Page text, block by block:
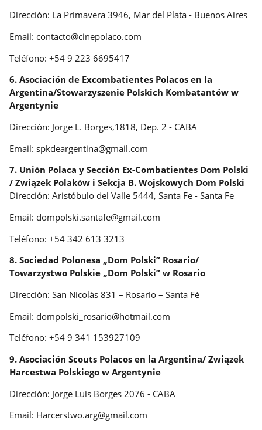
Dirección: La Primavera 3946, Mar del Plata - Buenos Aires
Email: contacto@cinepolaco.com
Teléfono: +54 9 223 6695417
6. Asociación de Excombatientes Polacos en la
Argentina/Stowarzyszenie Polskich Kombatantów w
Argentynie
Dirección: Jorge L. Borges,1818, Dep. 2 - CABA
Email: spkdeargentina@gmail.com
7. Unión Polaca y Sección Ex-Combatientes Dom Polski
/ Związek Polaków i Sekcja B. Wojskowych Dom Polski
Dirección: Aristóbulo del Valle 5444, Santa Fe - Santa Fe
Email: dompolski.santafe@gmail.com
Teléfono: +54 342 613 3213
8. Sociedad Polonesa „Dom Polski” Rosario/
Towarzystwo Polskie „Dom Polski” w Rosario
Dirección: San Nicolás 831 – Rosario – Santa Fé
Email: dompolski_rosario@hotmail.com
Teléfono: +54 9 341 153927109
9. Asociación Scouts Polacos en la Argentina/ Związek
Harcestwa Polskiego w Argentynie
Dirección: Jorge Luis Borges 2076 - CABA
Email: Harcerstwo.arg@gmail.com